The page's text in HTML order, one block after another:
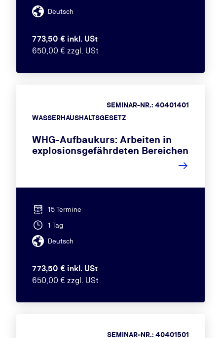
Deutsch
773,50 € inkl. USt
650,00 € zzgl. USt
WASSERHAUSHALTSGESETZ
SEMINAR-NR.: 40401401
WHG-Aufbaukurs: Arbeiten in
explosionsgefährdeten Bereichen
15 Termine
1 Tag
Deutsch
773,50 € inkl. USt
650,00 € zzgl. USt
SEMINAR-NR.: 40401501